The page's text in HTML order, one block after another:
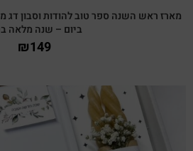
מארז ראש השנה ספר טוב להודות וסבון
ביום – שנה מלאה
₪149